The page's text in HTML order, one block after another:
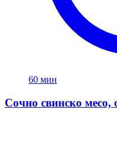
60 мин
Сочно свинско месо,